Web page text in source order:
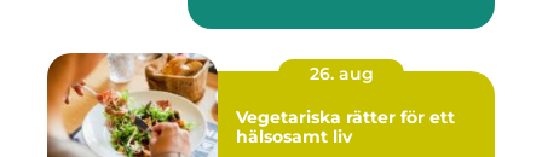
26. aug
Vegetariska rätter för ett
hälsosamt liv